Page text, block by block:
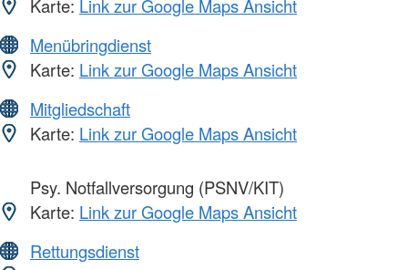
Karte: Link zur Google Maps Ansicht
Menübringdienst
Karte: Link zur Google Maps Ansicht
Mitgliedschaft
Karte: Link zur Google Maps Ansicht
Psy. Notfallversorgung (PSNV/KIT)
Karte: Link zur Google Maps Ansicht
Rettungsdienst